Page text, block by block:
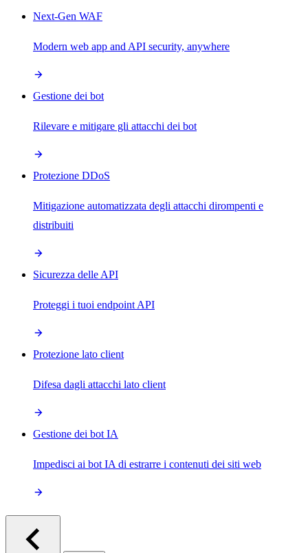
Next-Gen WAF
Modern web app and API security, anywhere
Gestione dei bot
Rilevare e mitigare gli attacchi dei bot
Protezione DDoS
Mitigazione automatizzata degli attacchi dirompenti e
distribuiti
Sicurezza delle API
Proteggi i tuoi endpoint API
Protezione lato client
Difesa dagli attacchi lato client
Gestione dei bot IA
Impedisci ai bot IA di estrarre i contenuti dei siti web